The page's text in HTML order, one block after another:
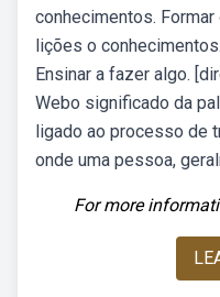
conhecimentos.
lições o
Ensinar a fazer algo.
Webo significado da
ligado ao processo de
onde uma pessoa,
For more